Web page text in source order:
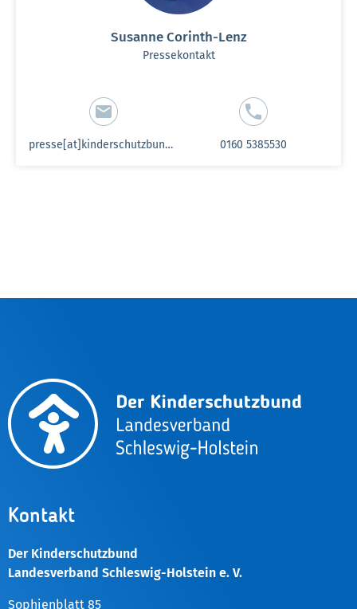
Susanne Corinth-Lenz
Pressekontakt
presse[at]kinderschutzbund-sh.de 0160 5385530
Kontakt
Der Kinderschutzbund
Landesverband Schleswig-Holstein e. V.
Sophienblatt 85